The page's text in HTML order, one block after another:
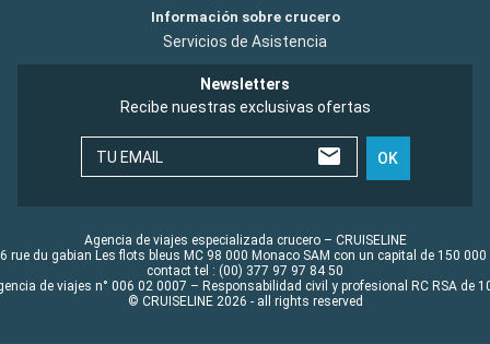
Información sobre crucero
Servicios de Asistencia
Newsletters
Recibe nuestras exclusivas ofertas
TU EMAIL OK
Agencia de viajes especializada crucero – CRUISELINE
rue du gabian Les flots bleus MC 98 000 Monaco SAM con un capital de 150 000
contact tel : (00) 377 97 97 84 50
de viajes n° 006 02 0007 – Responsabilidad civil y profesional RC RSA de
© CRUISELINE 2026 - all rights reserved